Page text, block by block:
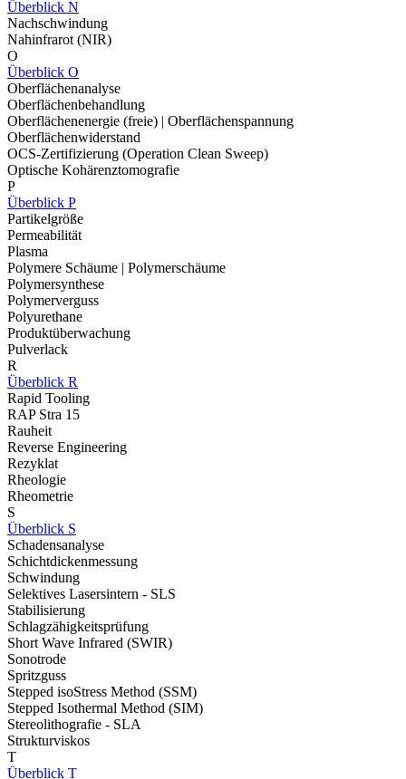
Überblick N
Nachschwindung
Nahinfrarot (NIR)
O
Überblick O
Oberflächenanalyse
Oberflächenbehandlung
Oberflächenenergie (freie) | Oberflächenspannung
Oberflächenwiderstand
OCS-Zertifizierung (Operation Clean Sweep)
Optische Kohärenztomografie
P
Überblick P
Partikelgröße
Permeabilität
Plasma
Polymere Schäume | Polymerschäume
Polymersynthese
Polymerverguss
Polyurethane
Produktüberwachung
Pulverlack
R
Überblick R
Rapid Tooling
RAP Stra 15
Rauheit
Reverse Engineering
Rezyklat
Rheologie
Rheometrie
S
Überblick S
Schadensanalyse
Schichtdickenmessung
Schwindung
Selektives Lasersintern - SLS
Stabilisierung
Schlagzähigkeitsprüfung
Short Wave Infrared (SWIR)
Sonotrode
Spritzguss
Stepped isoStress Method (SSM)
Stepped Isothermal Method (SIM)
Stereolithografie - SLA
Strukturviskos
T
Überblick T